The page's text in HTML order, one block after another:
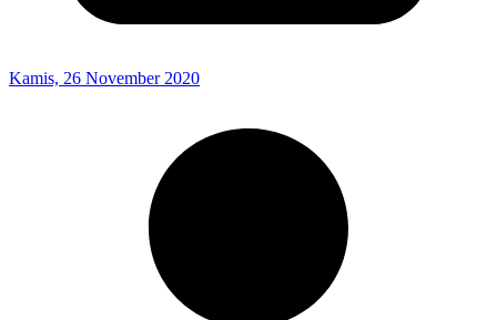
Kamis, 26 November 2020